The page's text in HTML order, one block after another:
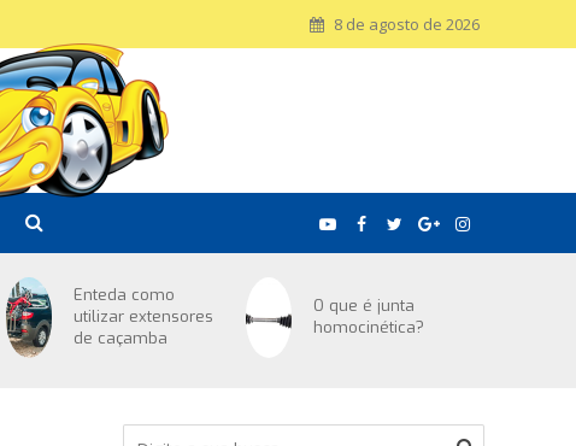
8 de agosto de 2026
Enteda como
utilizar extensores
de caçamba
O que é junta
homocinética?